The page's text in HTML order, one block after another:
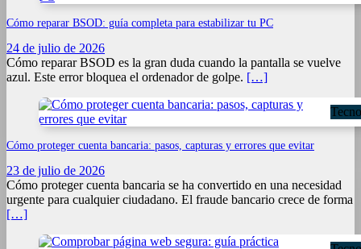
Cómo reparar BSOD: guía completa para estabilizar tu PC
24 de julio de 2026
Cómo reparar BSOD es la gran duda cuando la pantalla se vuelve
azul. Este error bloquea el ordenador de golpe. […]
Cómo proteger cuenta bancaria: pasos, capturas y errores que evitar
23 de julio de 2026
Cómo proteger cuenta bancaria se ha convertido en una necesidad
urgente para cualquier ciudadano. El fraude bancario crece de forma
[…]